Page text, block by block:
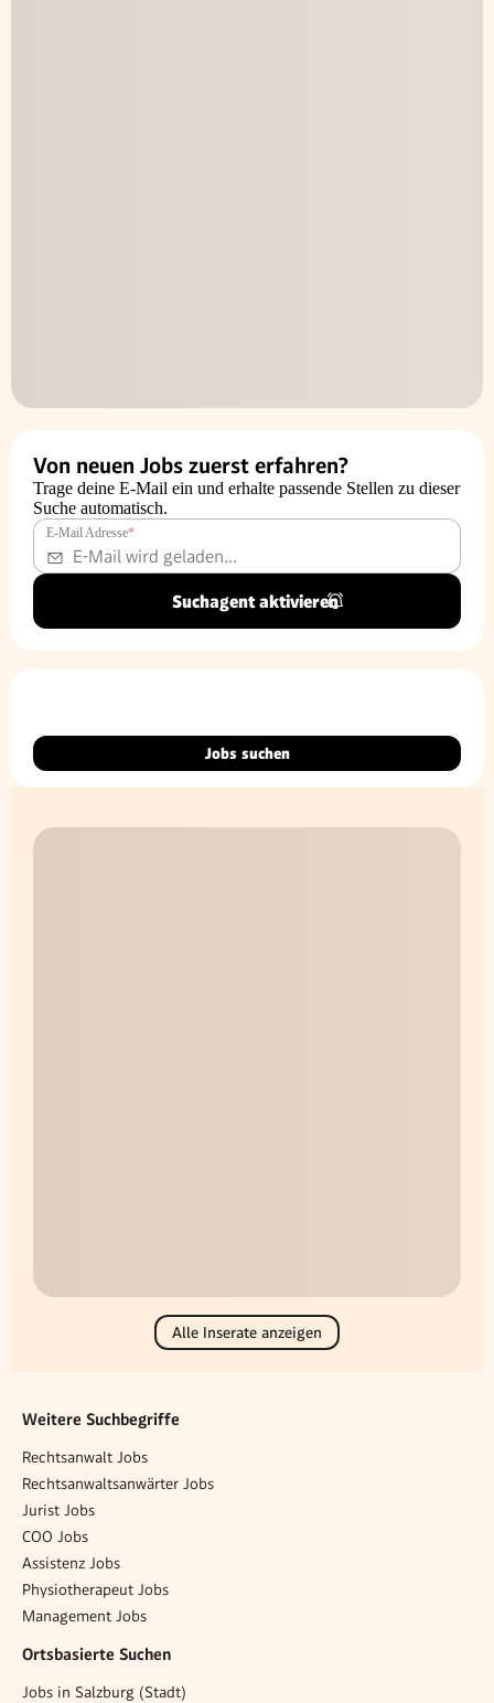
Von neuen Jobs zuerst erfahren?
Trage deine E-Mail ein und erhalte passende Stellen zu dieser
Suche automatisch.
E-Mail Adresse*
Suchagent aktivieren
Jobs suchen
Alle Inserate anzeigen
Weitere Suchbegriffe
Rechtsanwalt Jobs
Rechtsanwaltsanwärter Jobs
Jurist Jobs
COO Jobs
Assistenz Jobs
Physiotherapeut Jobs
Management Jobs
Ortsbasierte Suchen
Jobs in Salzburg (Stadt)